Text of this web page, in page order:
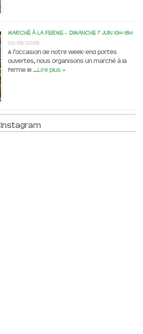
Marché à la ferme – dimanche 7 juin 10h-18h
03/06/2026
A l’occasion de notre week-end portes
ouvertes, nous organisons un marché à la
ferme le …Lire plus »
Instagram